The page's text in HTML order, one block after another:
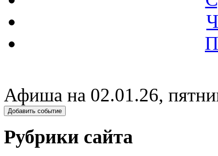
Афиша на 02.01.26,
Добавить событие
Рубрики сайта